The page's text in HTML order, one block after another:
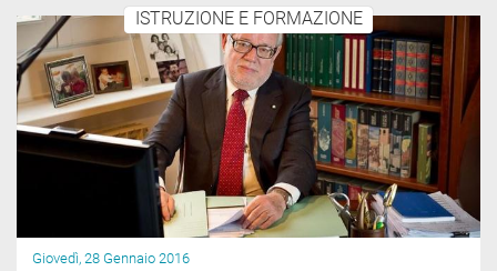
ISTRUZIONE E FORMAZIONE
Giovedì, 28 Gennaio 2016